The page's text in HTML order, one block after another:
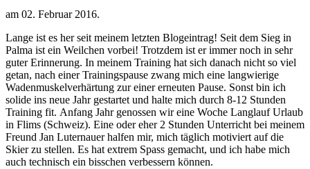
am 02. Februar 2016.
Lange ist es her seit meinem letzten Blogeintrag! Seit dem Sieg in
Palma ist ein Weilchen vorbei! Trotzdem ist er immer noch in sehr
guter Erinnerung. In meinem Training hat sich danach nicht so viel
getan, nach einer Trainingspause zwang mich eine langwierige
Wadenmuskelverhärtung zur einer erneuten Pause. Sonst bin ich
solide ins neue Jahr gestartet und halte mich durch 8-12 Stunden
Training fit. Anfang Jahr genossen wir eine Woche Langlauf Urlaub
in Flims (Schweiz). Eine oder eher 2 Stunden Unterricht bei meinem
Freund Jan Luternauer halfen mir, mich täglich motiviert auf die
Skier zu stellen. Es hat extrem Spass gemacht, und ich habe mich
auch technisch ein bisschen verbessern können.